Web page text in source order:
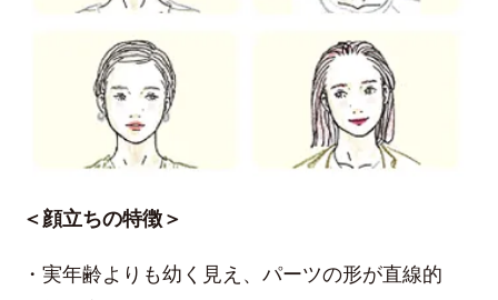
＜顔立ちの特徴＞
・実年齢よりも幼く見え、パーツの形が直線的